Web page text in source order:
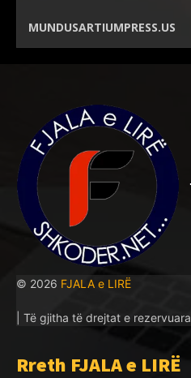
MUNDUSARTIUMPRESS.US
© 2026 FJALA e LIRË
| Të gjitha të drejtat e rezervuara
Rreth FJALA e LIRË